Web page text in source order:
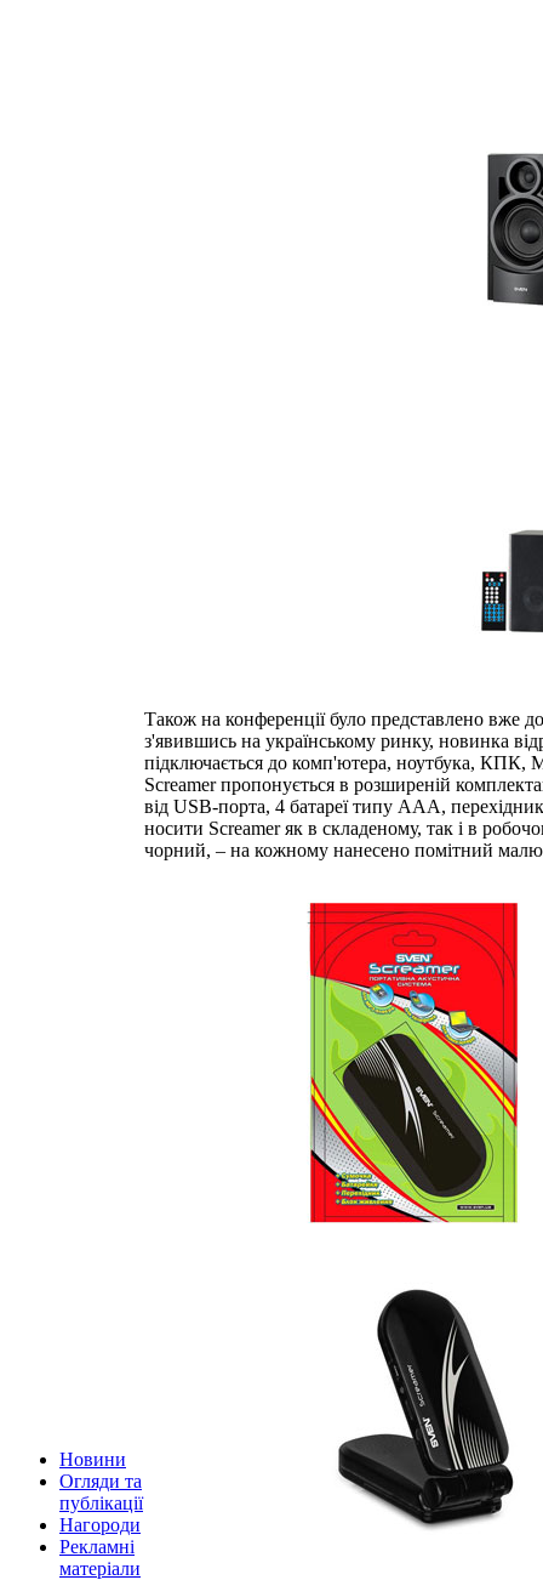
Новини
Огляди та
публікації
Нагороди
Рекламні
матеріали
Також на конференції було представлено вже
з'явившись на українському ринку, новинка
підключається до комп'ютера, ноутбука, КПК,
Screamer пропонується в розширеній
від USB-порта, 4 батареї типу ААА,
носити Screamer як в складеному, так і в
чорний, – на кожному нанесено помітний